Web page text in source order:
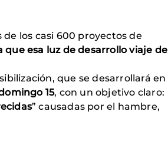
de los casi 600 proyectos de
que esa luz de desarrollo viaje de
que se desarrollará en
15, con un objetivo claro:
” causadas por el hambre,